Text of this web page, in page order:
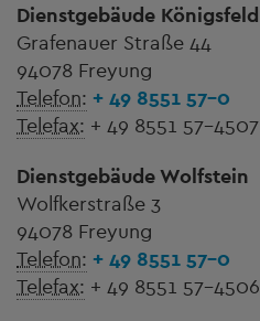
Dienstgebäude Königsfeld
Grafenauer Straße 44
94078 Freyung
Telefon: + 49 8551 57-0
Telefax: + 49 8551 57-4507
Dienstgebäude Wolfstein
Wolfkerstraße 3
94078 Freyung
Telefon: + 49 8551 57-0
Telefax: + 49 8551 57-4506